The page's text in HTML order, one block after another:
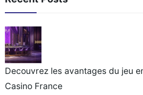
Comment[…]
Decouvrez les avantages du jeu
Casino France